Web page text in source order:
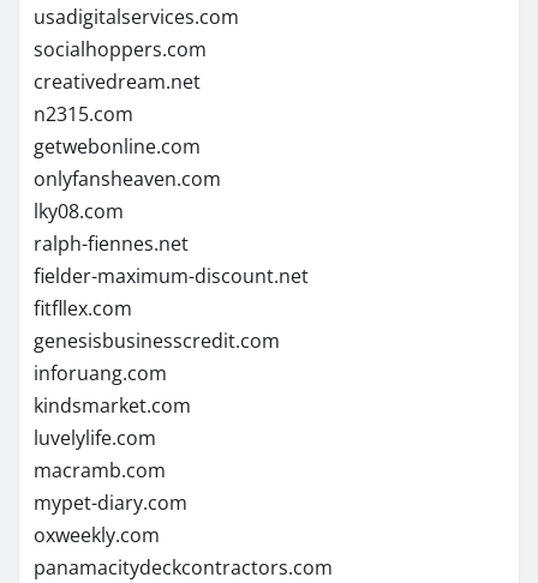
usadigitalservices.com
socialhoppers.com
creativedream.net
n2315.com
getwebonline.com
onlyfansheaven.com
lky08.com
ralph-fiennes.net
fielder-maximum-discount.net
fitfllex.com
genesisbusinesscredit.com
inforuang.com
kindsmarket.com
luvelylife.com
macramb.com
mypet-diary.com
oxweekly.com
panamacitydeckcontractors.com